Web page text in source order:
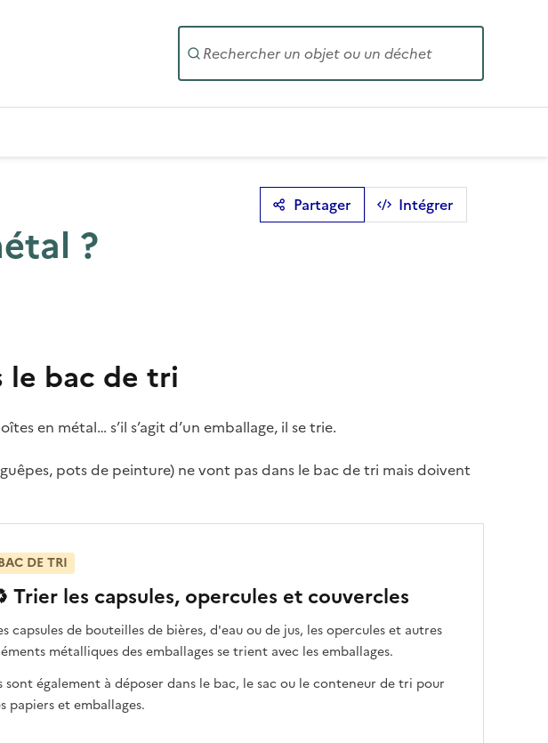
Entrez
?
Partager Intégrer
le bac de tri
en métal… s’il s’agit d’un emballage, il se trie.
pots de peinture) ne vont pas dans le bac de tri mais doivent
Trier les capsules, opercules et couvercles
capsules de bouteilles de bières, d'eau ou de jus, les opercules et autres
métalliques des emballages se trient avec les emballages.
sont également à déposer dans le bac, le sac ou le conteneur de tri pour
papiers et emballages.
DE TRI